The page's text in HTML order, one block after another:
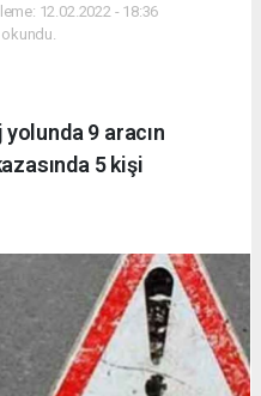
12.02.2022 - 18:36
9 aracın
5 kişi